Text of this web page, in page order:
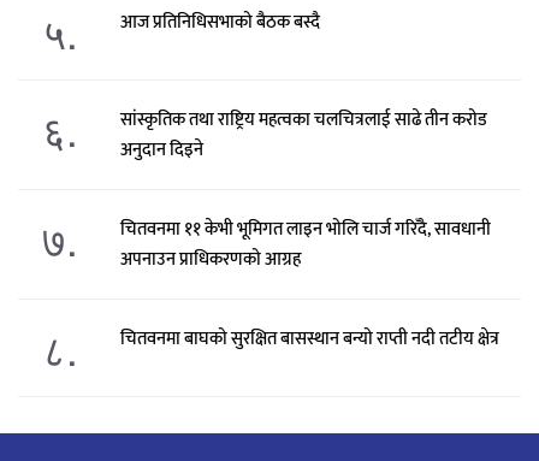
५. आज प्रतिनिधिसभाको बैठक बस्दै
६.
सांस्कृतिक तथा राष्ट्रिय महत्वका चलचित्रलाई साढे तीन करोड
अनुदान दिइने
७.
चितवनमा ११ केभी भूमिगत लाइन भोलि चार्ज गरिँदै, सावधानी
अपनाउन प्राधिकरणको आग्रह
८. चितवनमा बाघको सुरक्षित बासस्थान बन्यो राप्ती नदी तटीय क्षेत्र